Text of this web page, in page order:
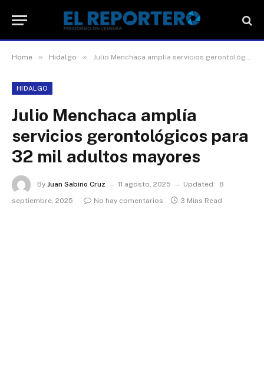
Home » Hidalgo » Julio Menchaca amplía servicios gerontológicos para 32 mil adultos mayores
HIDALGO
Julio Menchaca amplía
servicios gerontológicos para
32 mil adultos mayores
By Juan Sabino Cruz 11 agosto, 2025 Updated:
8
septiembre, 2025
No hay comentarios 3 Mins Read